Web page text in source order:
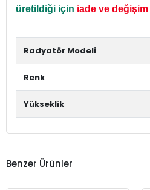
üretildiği için iade ve değişim
Radyatör Modeli
Renk
Yükseklik
Benzer Ürünler